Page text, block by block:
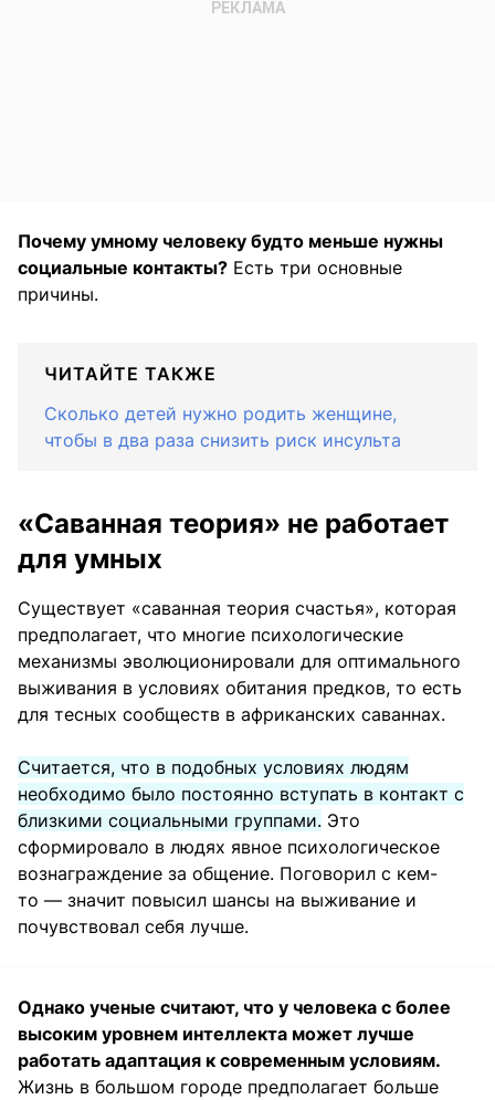
Почему умному человеку будто меньше нужны
социальные контакты? Есть три основные
причины.
ЧИТАЙТЕ ТАКЖЕ
Сколько детей нужно родить женщине,
чтобы в два раза снизить риск инсульта
«Саванная теория» не работает
для умных
Существует «саванная теория счастья», которая
предполагает, что многие психологические
механизмы эволюционировали для оптимального
выживания в условиях обитания предков, то есть
для тесных сообществ в африканских саваннах.
Считается, что в подобных условиях людям
необходимо было постоянно вступать в контакт с
близкими социальными группами. Это
сформировало в людях явное психологическое
вознаграждение за общение. Поговорил с кем-
то — значит повысил шансы на выживание и
почувствовал себя лучше.
Однако ученые считают, что у человека с более
высоким уровнем интеллекта может лучше
работать адаптация к современным условиям.
Жизнь в большом городе предполагает больше